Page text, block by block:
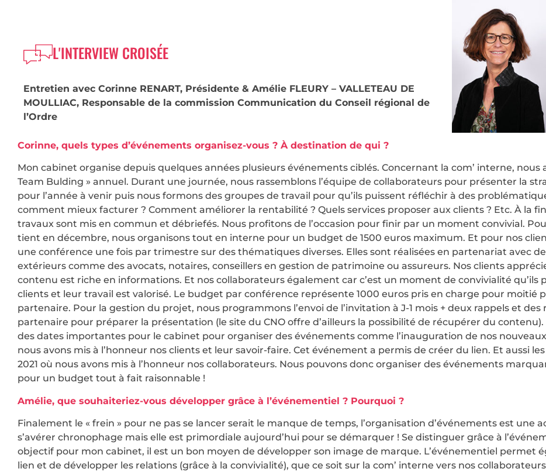
L'INTERVIEW CROISÉE
Entretien avec Corinne RENART, Présidente & Amélie FLEURY – VALLETEAU DE
MOULLIAC, Responsable de la commission Communication du Conseil régional de
l’Ordre
Corinne, quels types d’événements organisez-vous ? À destination de qui ?
Mon cabinet organise depuis quelques années plusieurs événements ciblés. Concernant la com’ interne, nous
Team Bulding » annuel. Durant une journée, nous rassemblons l’équipe de collaborateurs pour présenter la
pour l’année à venir puis nous formons des groupes de travail pour qu’ils puissent réfléchir à des
comment mieux facturer ? Comment améliorer la rentabilité ? Quels services proposer aux clients ? Etc. À la
travaux sont mis en commun et débriefés. Nous profitons de l’occasion pour finir par un moment convivial.
tient en décembre, nous organisons tout en interne pour un budget de 1500 euros maximum. Et pour nos
une conférence une fois par trimestre sur des thématiques diverses. Elles sont réalisées en partenariat avec
extérieurs comme des avocats, notaires, conseillers en gestion de patrimoine ou assureurs. Nos clients
contenu est riche en informations. Et nos collaborateurs également car c’est un moment de convivialité qu’ils
clients et leur travail est valorisé. Le budget par conférence représente 1000 euros pris en charge pour moitié
partenaire. Pour la gestion du projet, nous programmons l’envoi de l’invitation à J-1 mois + deux rappels et des
partenaire pour préparer la présentation (le site du CNO offre d’ailleurs la possibilité de récupérer du
des dates importantes pour le cabinet pour organiser des événements comme l’inauguration de nos nouveaux
nous avons mis à l’honneur nos clients et leur savoir-faire. Cet événement a permis de créer du lien. Et aussi
2021 où nous avons mis à l’honneur nos collaborateurs. Nous pouvons donc organiser des événements
pour un budget tout à fait raisonnable !
Amélie, que souhaiteriez-vous développer grâce à l’événementiel ? Pourquoi ?
Finalement le « frein » pour ne pas se lancer serait le manque de temps, l’organisation d’événements est une
s’avérer chronophage mais elle est primordiale aujourd’hui pour se démarquer ! Se distinguer grâce à
objectif pour mon cabinet, il est un bon moyen de développer son image de marque. L’événementiel permet
lien et de développer les relations (grâce à la convivialité), que ce soit sur la com’ interne vers nos